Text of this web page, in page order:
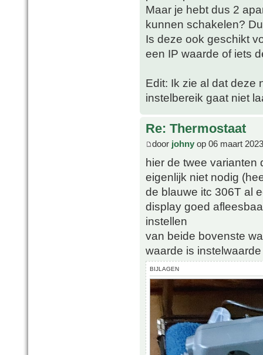
Maar je hebt dus 2
kunnen schakelen?
Is deze ook geschikt
een IP waarde of iets
Edit: Ik zie al dat deze
instelbereik gaat niet
Re: Thermostaat
door johny op 06 maart
hier de twee varianten
eigenlijk niet nodig
de blauwe itc 306T al
display goed
instellen
van beide bovenste
waarde is
BIJLAGEN